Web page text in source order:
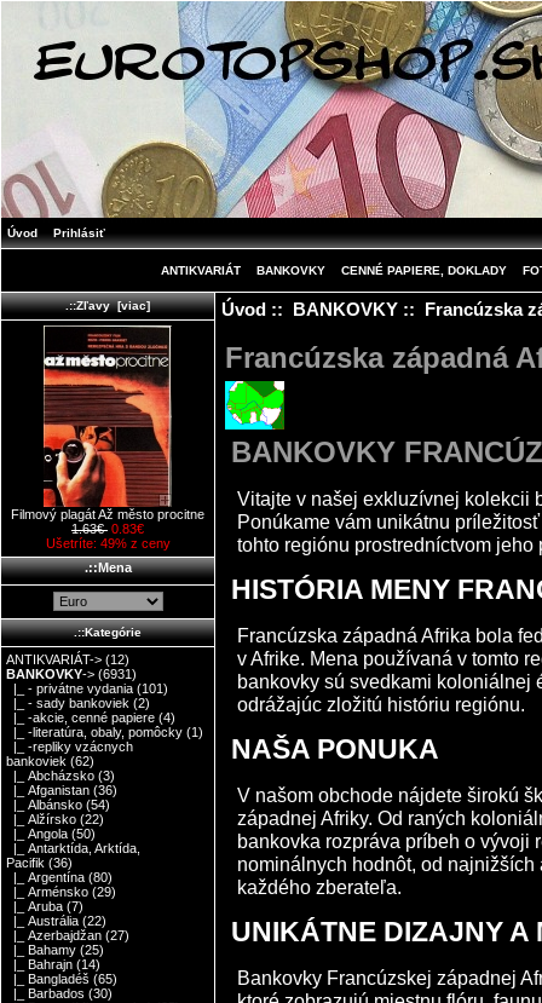
Úvod Prihlásiť
ANTIKVARIÁT BANKOVKY CENNÉ PAPIERE, DOKLADY
.::Zľavy [viac]
Filmový plagát Až město procitne
1.63€ 0.83€
Ušetríte: 49% z ceny
.::Mena
.::Kategórie
ANTIKVARIÁT-> (12)
BANKOVKY-> (6931)
|_ - privátne vydania (101)
|_ - sady bankoviek (2)
|_ -akcie, cenné papiere (4)
|_ -literatúra, obaly, pomôcky (1)
|_ -repliky vzácnych
bankoviek (62)
|_ Abcházsko (3)
|_ Afganistan (36)
|_ Albánsko (54)
|_ Alžírsko (22)
|_ Angola (50)
|_ Antarktída, Arktída,
Pacifik (36)
|_ Argentína (80)
|_ Arménsko (29)
|_ Aruba (7)
|_ Austrália (22)
|_ Azerbajdžan (27)
|_ Bahamy (25)
|_ Bahrajn (14)
|_ Bangladéš (65)
|_ Barbados (30)
Úvod:: BANKOVKY:: Francúzska
Francúzska západná
BANKOVKY
Vitajte v našej exkluzívnej kolekcii
Ponúkame vám unikátnu
tohto regiónu prostredníctvom
HISTÓRIA MENY
Francúzska západná Afrika bola
v Afrike. Mena používaná v tomto
bankovky sú svedkami koloniálnej
odrážajúc zložitú históriu regiónu.
NAŠA PONUKA
V našom obchode nájdete širokú
západnej Afriky. Od raných
bankovka rozpráva príbeh o vývoji
nominálnych hodnôt, od
každého zberateľa.
UNIKÁTNE DIZAJNY A
Bankovky Francúzskej západnej